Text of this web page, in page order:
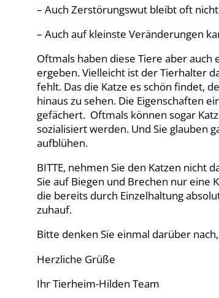
– Auch Zerstörungswut bleibt oft
– Auch auf kleinste Veränderungen
Oftmals haben diese Tiere aber auch
ergeben. Vielleicht ist der Tierhalter
fehlt. Das die Katze es schön findet,
hinaus zu sehen. Die Eigenschaften
gefächert. Oftmals können sogar
sozialisiert werden. Und Sie glauben
aufblühen.
BITTE, nehmen Sie den Katzen nicht
Sie auf Biegen und Brechen nur eine
die bereits durch Einzelhaltung
zuhauf.
Bitte denken Sie einmal darüber
Herzliche Grüße
Ihr Tierheim-Hilden Team